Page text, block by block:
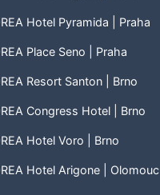
Hotel Pyramida | Praha
Place Seno | Praha
Resort Santon | Brno
Congress Hotel | Brno
Hotel Voro | Brno
Hotel Arigone | Olomouc